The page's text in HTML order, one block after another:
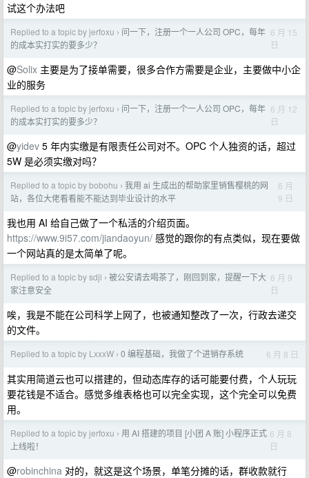
试这个办法吧
Replied to a topic by jerfoxu › 问一下，注册一个一人公司 OPC，每年
的成本实打实的要多少？
6 月 15
日
@Solix 主要是为了接单需要，很多合作方需要是企业，主要做中小企
业的服务
Replied to a topic by jerfoxu › 问一下，注册一个一人公司 OPC，每年
的成本实打实的要多少？
6 月 12
日
@yidev 5 年内实缴是有限责任公司对不。OPC 个人独资的话，超过
5W 是必须实缴对吗？
Replied to a topic by bobohu › 我用 ai 生成出的帮助家里销售樱桃的网
站，各位大佬看看能不能达到毕业设计的水平
6 月
9 日
我也用 AI 给自己做了一个私活的介绍页面。
https://www.9i57.com/jiandaoyun/ 感觉的跟你的有点类似，现在要做
一个网站真的是太简单了呢。
Replied to a topic by sdjl › 被公安请去喝茶了，刚回到家，提醒一下大
家注意安全
6 月 9
日
唉，我是不能在公司科学上网了，也被通知整改了一次，行政去递交
的文件。
Replied to a topic by LxxxW › 0 编程基础，我做了个进销存系统 6 月 8 日
其实用简道云也可以搭建的，但动态库存的话可能要付费，个人玩玩
要花钱是不适合。感觉多维表格也可以完全实现，这个完全可以免费
用。
Replied to a topic by jerfoxu › 用 AI 搭建的项目 [小团 A 账] 小程序正式
上线啦！
6 月 8
日
@robinchina 对的，就这是这个场景，单笔分摊的话，群收款就行